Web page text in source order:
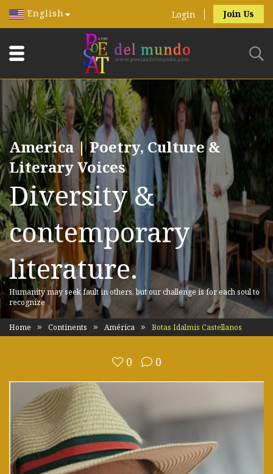
English Login Join Us
America | Poetry, Culture &
Literary Voices
Diversity &
contemporary
literature.
Humanity may seek fault in others, but our challenge is for each soul to
recognize
Home Continents América Botas Idalmis Castellanos
0 0